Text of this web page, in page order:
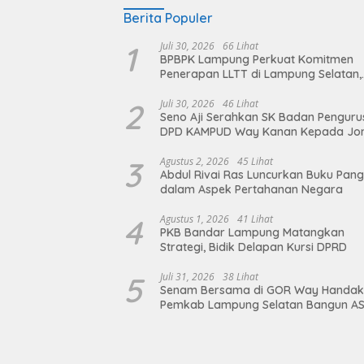
Berita Populer
1 Juli 30, 2026 66 Lihat
BPBPK Lampung Perkuat Komitmen
Penerapan LLTT di Lampung Selatan,
dan Berkelanjutan
2 Juli 30, 2026 46 Lihat
Seno Aji Serahkan SK Badan
DPD KAMPUD Way Kanan Kepada
3 Agustus 2, 2026 45 Lihat
Abdul Rivai Ras Luncurkan Buku
dalam Aspek Pertahanan Negara
4 Agustus 1, 2026 41 Lihat
PKB Bandar Lampung Matangkan
Strategi, Bidik Delapan Kursi DPRD
5 Juli 31, 2026 38 Lihat
Senam Bersama di GOR Way
Pemkab Lampung Selatan Bangun